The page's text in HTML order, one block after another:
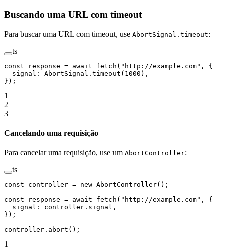
Buscando uma URL com timeout
Para buscar uma URL com timeout, use AbortSignal.timeout:
ts
const response = await fetch ( "http://example.com" , {
  signal: AbortSignal.
timeout ( 1000 ),
});
1
2
3
Cancelando uma requisição
Para cancelar uma requisição, use um AbortController:
ts
const controller = new AbortController();
const response = await fetch ( "http://example.com" , {
  signal: controller.signal,
});
controller. abort ();
1